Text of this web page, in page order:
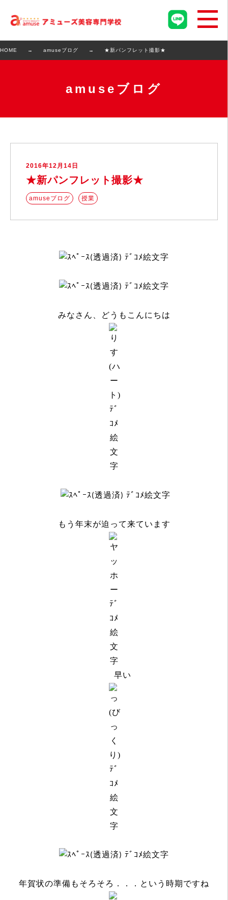
HOME amuseブログ ★新パンフレット撮影★
amuseブログ
2016年12月14日
★新パンフレット撮影★
amuseブログ 授業
みなさん、どうもこんにちは
もう年末が迫って来ています
早い
年賀状の準備もそろそろ．．．という時期ですね